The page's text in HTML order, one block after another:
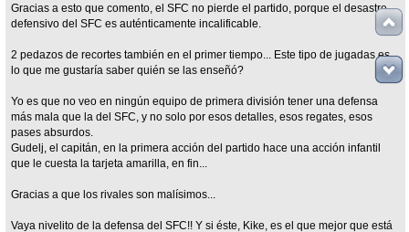
Gracias a esto que comento, el SFC no pierde el partido, porque el desastre
defensivo del SFC es auténticamente incalificable.
2 pedazos de recortes también en el primer tiempo... Este tipo de jugadas es
lo que me gustaría saber quién se las enseñó?
Yo es que no veo en ningún equipo de primera división tener una defensa
más mala que la del SFC, y no solo por esos detalles, esos regates, esos
pases absurdos.
Gudelj, el capitán, en la primera acción del partido hace una acción infantil
que le cuesta la tarjeta amarilla, en fin...
Gracias a que los rivales son malísimos...
Vaya nivelito de la defensa del SFC!! Y si éste, Kike, es el que mejor que está